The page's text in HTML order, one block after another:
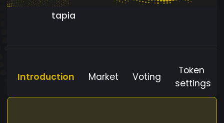
tapia
Introduction Market Voting
Token
settings